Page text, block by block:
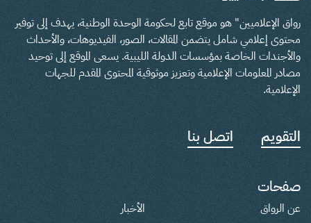
رواق الإعلاميين" هو موقع تابع لحكومة الوحدة الوطنية، يهدف إلى توفير
محتوى إعلامي شامل يتضمن المقالات، الصور، الفيديوهات، والأحداث
والأجندات الخاصة بمؤسسات الدولة الليبية. يسعى الموقع إلى توحيد
مصادر المعلومات الإعلامية وتعزيز موثوقية المحتوى المقدم للجهات
الإعلامية.
التقويم اتصل بنا
صفحات
عن الرواق
الأخبار